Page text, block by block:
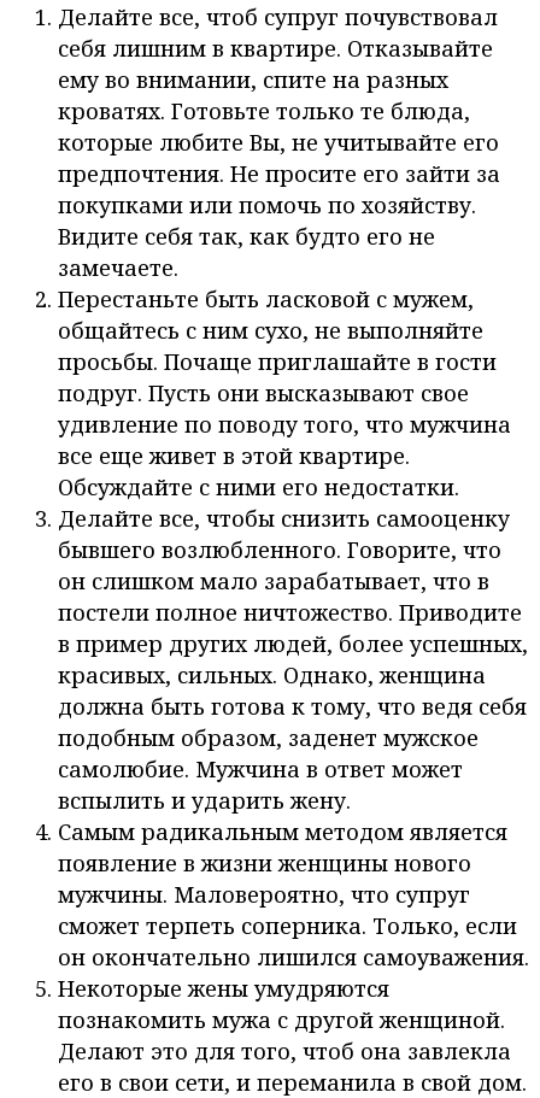
Делайте все, чтоб супруг почувствовал
себя лишним в квартире. Отказывайте
ему во внимании, спите на разных
кроватях. Готовьте только те блюда,
которые любите Вы, не учитывайте его
предпочтения. Не просите его зайти за
покупками или помочь по хозяйству.
Видите себя так, как будто его не
замечаете.
Перестаньте быть ласковой с мужем,
общайтесь с ним сухо, не выполняйте
просьбы. Почаще приглашайте в гости
подруг. Пусть они высказывают свое
удивление по поводу того, что мужчина
все еще живет в этой квартире.
Обсуждайте с ними его недостатки.
Делайте все, чтобы снизить самооценку
бывшего возлюбленного. Говорите, что
он слишком мало зарабатывает, что в
постели полное ничтожество. Приводите
в пример других людей, более успешных,
красивых, сильных. Однако, женщина
должна быть готова к тому, что ведя себя
подобным образом, заденет мужское
самолюбие. Мужчина в ответ может
вспылить и ударить жену.
Самым радикальным методом является
появление в жизни женщины нового
мужчины. Маловероятно, что супруг
сможет терпеть соперника. Только, если
он окончательно лишился самоуважения.
Некоторые жены умудряются
познакомить мужа с другой женщиной.
Делают это для того, чтоб она завлекла
его в свои сети, и переманила в свой дом.